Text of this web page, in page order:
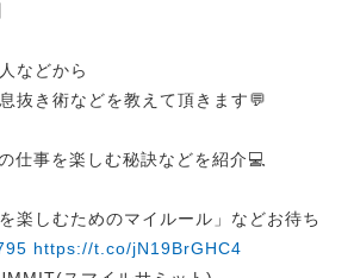
などから
抜き術などを教えて頂きます💬
仕事を楽しむ秘訣などを紹介💻
楽しむためのマイルール」などお待ち
https://t.co/jN19BrGHC4